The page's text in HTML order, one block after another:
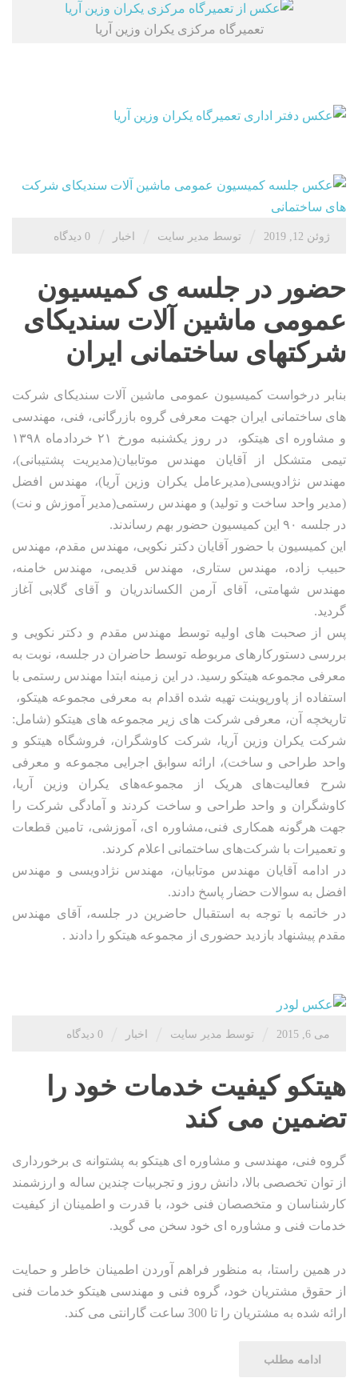
تعمیرگاه مرکزی یکران وزین آریا
ژوئن 12, 2019 توسط مدیر سایت اخبار 0 دیدگاه
حضور در جلسه ی کمیسیون
عمومی ماشین آلات سندیکای
شرکتهای ساختمانی ایران
بنابر درخواست کمیسیون عمومی ماشین آلات سندیکای شرکت
های ساختمانی ایران جهت معرفی گروه بازرگانی، فنی، مهندسی
و مشاوره ای هیتکو، در روز یکشنبه مورخ ۲۱ خردادماه ۱۳۹۸
تیمی متشکل از آقایان مهندس موتابیان(مدیریت پشتیبانی)،
مهندس نژادویسی(مدیرعامل یکران وزین آریا)، مهندس افضل
(مدیر واحد ساخت و تولید) و مهندس رستمی(مدیر آموزش و نت)
در جلسه ۹۰ این کمیسیون حضور بهم رساندند.
این کمیسیون با حضور آقایان دکتر نکویی، مهندس مقدم، مهندس
حبیب زاده، مهندس ستاری، مهندس قدیمی، مهندس خامنه،
مهندس شهامتی، آقای آرمن الکساندریان و آقای گلابی آغاز
گردید.
پس از صحبت های اولیه توسط مهندس مقدم و دکتر نکویی و
بررسی دستورکارهای مربوطه توسط حاضران در جلسه، نوبت به
معرفی مجموعه هیتکو رسید. در این زمینه ابتدا مهندس رستمی با
استفاده از پاورپوینت تهیه شده اقدام به معرفی مجموعه هیتکو،
تاریخچه آن، معرفی شرکت‌ های زیر مجموعه های هیتکو (شامل:
شرکت‌ یکران وزین آریا، شرکت کاوشگران، فروشگاه هیتکو و
واحد طراحی و ساخت)، ارائه سوابق اجرایی مجموعه و معرفی
شرح فعالیت‌های هریک از مجموعه‌های یکران وزین آریا،
کاوشگران و واحد طراحی و ساخت کردند و آمادگی شرکت را
جهت هرگونه همکاری فنی،مشاوره ای، آموزشی، تامین قطعات
و تعمیرات با شرکت‌های ساختمانی اعلام کردند.
در ادامه آقایان مهندس موتابیان، مهندس نژادویسی و مهندس
افضل به سوالات حضار پاسخ دادند.
در خاتمه با توجه به استقبال حاضرین در جلسه، آقای مهندس
مقدم پیشنهاد بازدید حضوری از مجموعه هیتکو را دادند .
می 6, 2015 توسط مدیر سایت اخبار 0 دیدگاه
هیتکو کیفیت خدمات خود را
تضمین می کند
گروه فنی، مهندسی و مشاوره ای هیتکو به پشتوانه ی برخورداری
از توان تخصصی بالا، دانش روز و تجربیات چندین ساله و ارزشمند
کارشناسان و متخصصان فنی خود، با قدرت و اطمینان از کیفیت
خدمات فنی و مشاوره ای خود سخن می گوید.
در همین راستا، به منظور فراهم آوردن اطمینان خاطر و حمایت
از حقوق مشتریان خود، گروه فنی و مهندسی هیتکو خدمات فنی
ارائه شده به مشتریان را تا 300 ساعت گارانتی می کند.
ادامه مطلب